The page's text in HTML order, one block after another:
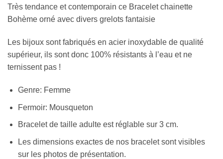
Très tendance et contemporain ce Bracelet chainette
Bohème orné avec divers grelots fantaisie
Les bijoux sont fabriqués en acier inoxydable de qualité
supérieur, ils sont donc 100% résistants à l’eau et ne
ternissent pas !
Genre: Femme
Fermoir: Mousqueton
Bracelet de taille adulte est réglable sur 3 cm.
Les dimensions exactes de nos bracelet sont visibles
sur les photos de présentation.